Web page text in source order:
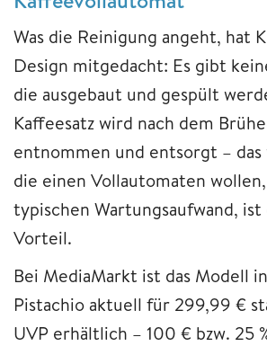
Was die Reinigung angeht, hat
Design mitgedacht: Es gibt
die ausgebaut und gespült
Kaffeesatz wird nach dem
entnommen und entsorgt – das
die einen Vollautomaten
typischen Wartungsaufwand,
Vorteil.
Bei MediaMarkt ist das Modell
Pistachio aktuell für 299,99 €
UVP erhältlich – 100 € bzw. 25